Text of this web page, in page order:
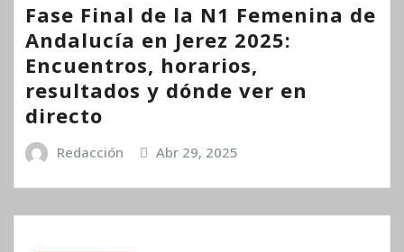
Fase Final de la N1 Femenina de
Andalucía en Jerez 2025:
Encuentros, horarios,
resultados y dónde ver en
directo
Redacción Abr 29, 2025